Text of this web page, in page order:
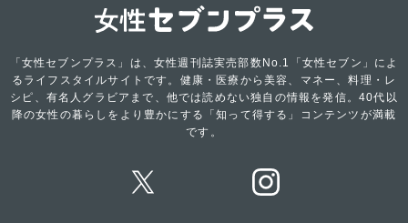
「女性セブンプラス」は、女性週刊誌実売部数No.1「女性セブン」によ
るライフスタイルサイトです。健康・医療から美容、マネー、料理・レ
シピ、有名人グラビアまで、他では読めない独自の情報を発信。40代以
降の女性の暮らしをより豊かにする「知って得する」コンテンツが満載
です。